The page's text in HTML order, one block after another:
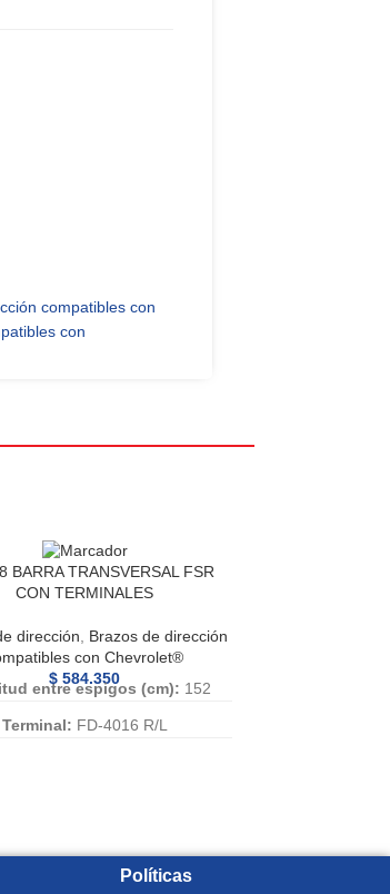
compatibles con
con
BARRA TRANSVERSAL FSR
CON TERMINALES
dirección
Brazos de dirección
con Chevrolet®
$ 584.350
entre espigos (cm): 152
Terminal: FD-4016 R/L
198, BD198
Políticas